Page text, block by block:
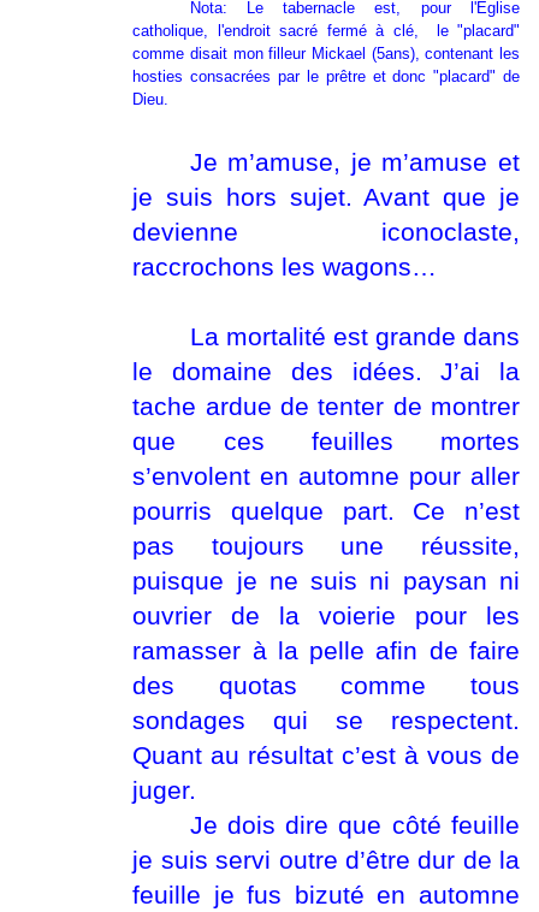
Nota: Le tabernacle est, pour l'Eglise
catholique, l'endroit sacré fermé à clé, le "placard"
comme disait mon filleur Mickael (5ans), contenant les
hosties consacrées par le prêtre et donc "placard" de
Dieu.
Je m’amuse, je m’amuse et
je suis hors sujet. Avant que je
devienne iconoclaste,
raccrochons les wagons…
La mortalité est grande dans
le domaine des idées. J’ai la
tache ardue de tenter de montrer
que ces feuilles mortes
s’envolent en automne pour aller
pourris quelque part. Ce n’est
pas toujours une réussite,
puisque je ne suis ni paysan ni
ouvrier de la voierie pour les
ramasser à la pelle afin de faire
des quotas comme tous
sondages qui se respectent.
Quant au résultat c’est à vous de
juger.
Je dois dire que côté feuille
je suis servi outre d’être dur de la
feuille je fus bizuté en automne